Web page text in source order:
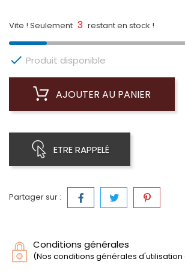
Vite ! Seulement 3 restant en stock !
 Produit disponible
AJOUTER AU PANIER
ETRE RAPPELÉ
Partager sur :
Conditions générales
(Nos conditions générales d'utilisation